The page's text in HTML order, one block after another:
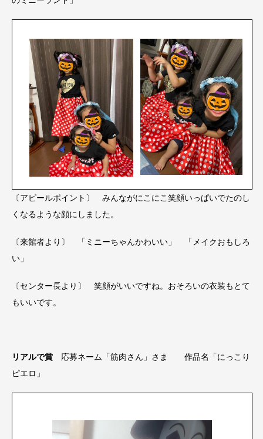
〔アピールポイント〕 みんながにこにこ笑顔いっぱいでたのし
くなるような顔にしました。
〔来館者より〕 「ミニーちゃんかわいい」 「メイクおもしろ
い」
〔センター長より〕 笑顔がいいですね。おそろいの衣装もとて
もいいです。
リアルで賞 応募ネーム「筋肉さん」さま 作品名「にっこり
ピエロ」